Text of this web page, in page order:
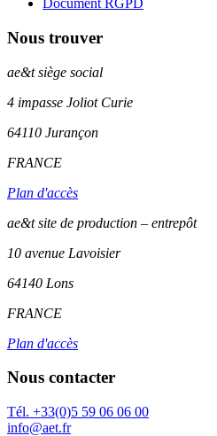
Document RGPD
Nous trouver
ae&tsiège social
4 impasse Joliot Curie
64110 Jurançon
FRANCE
Plan d'accès
ae&t site de production – entrepôt
10 avenue Lavoisier
64140 Lons
FRANCE
Plan d'accès
Nous contacter
Tél. +33(0)5 59 06 06 00
info@aet.fr